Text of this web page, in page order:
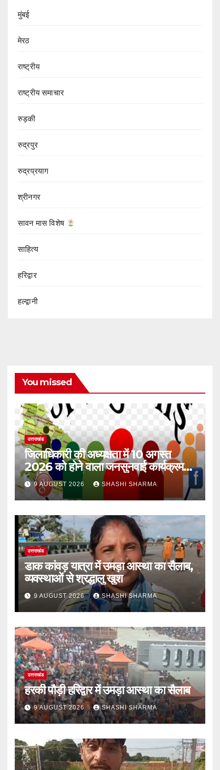
मुंबई
मेरठ
राष्ट्रीय
राष्ट्रीय समाचार
रुड़की
रुद्रपुर
रुद्रप्रयाग
श्रीनगर
सावन मास विशेष
साहित्य
हरिद्वार
हल्द्वानी
You missed
उत्तराखंड
जिलाधिकारी की अध्यक्षता में 10 अगस्त
2026 को होने वाला जनसुनवाई कार्यक्रम
स्थगित
9 AUGUST 2026 SHASHI SHARMA
उत्तराखंड
डाक कांवड़ यात्रा में उमड़ा आस्था का सैलाब,
व्यवस्थाओं से श्रद्धालु खुश
9 AUGUST 2026 SHASHI SHARMA
उत्तराखंड
हरकी पौड़ी हरिद्वार में उमड़ा आस्था का सैलाब
9 AUGUST 2026 SHASHI SHARMA